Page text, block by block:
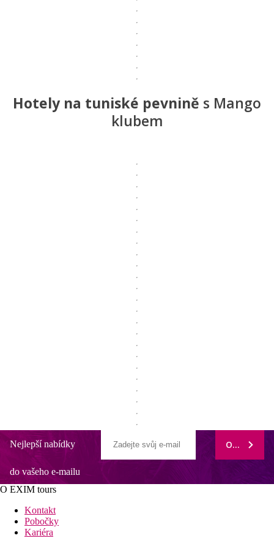
Hotely na tuniské pevnině s Mango
klubem
Nejlepší nabídky
do vašeho e-mailu
ODEBÍRAT
O EXIM tours
Kontakt
Pobočky
Kariéra